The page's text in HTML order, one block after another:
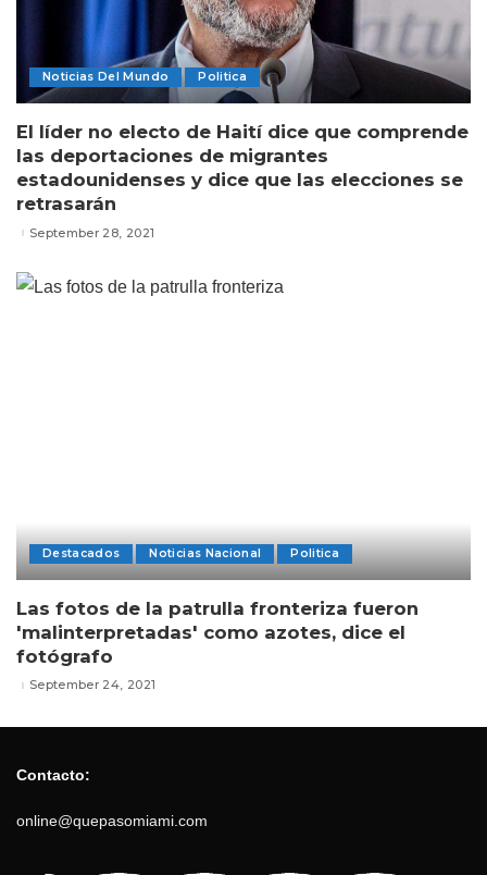
Noticias Del Mundo Politica
El líder no electo de Haití dice que comprende
las deportaciones de migrantes
estadounidenses y dice que las elecciones se
retrasarán
September 28, 2021
Destacados Noticias Nacional Politica
Las fotos de la patrulla fronteriza fueron
'malinterpretadas' como azotes, dice el
fotógrafo
September 24, 2021
Contacto:
online@quepasomiami.com